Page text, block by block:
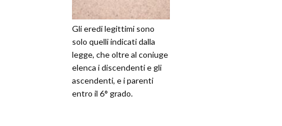
Gli eredi legittimi sono
solo quelli indicati dalla
legge, che oltre al coniuge
elenca i discendenti e gli
ascendenti, e i parenti
entro il 6° grado.